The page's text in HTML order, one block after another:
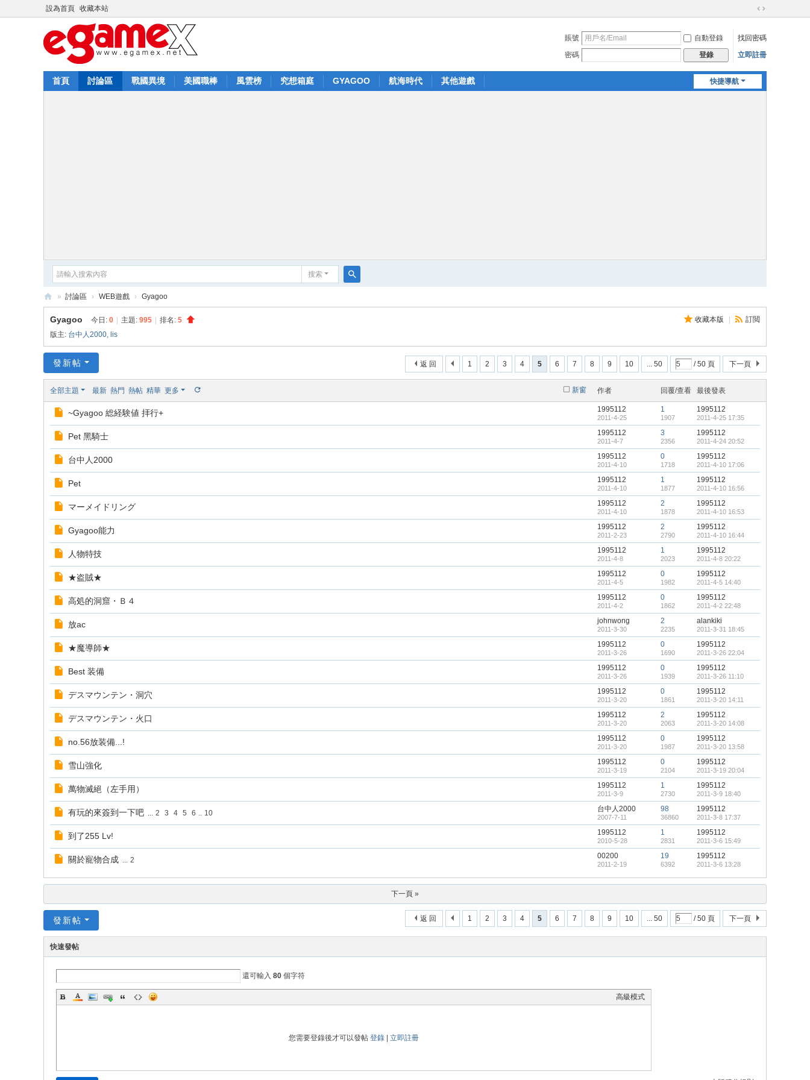
設為首頁 收藏本站
切
到
寬
賬號 自動登錄
找回密碼
密碼
登錄 立即註冊
快捷導航
首頁 討論區 戰國異境 美國職棒 風雲榜 究想箱庭 GYAGOO 航海時代 其他遊戲
搜索
索
G
a
X
» 討論區 › WEB遊戲 › Gyagoo
收藏本版 訂閲
Gyagoo 今日: 0 主題: 995 排名: 5
版主: 台中人2000, lis
1 2 3 4 5 6 7 8 9 10 ... 50 / 50 頁 下一頁
返 回
發新帖
新窗
全部主題 最新 熱門 熱帖 精華 更多 作者 回覆/查看 最後發表
~Gyagoo 総経験値 拝行+ 1995112
2011-4-25
1
1907
1995112
2011-4-25 17:35
Pet 黑騎士 1995112
2011-4-7
3
2356
1995112
2011-4-24 20:52
台中人2000 1995112
2011-4-10
0
1718
1995112
2011-4-10 17:06
Pet 1995112
2011-4-10
1
1877
1995112
2011-4-10 16:56
マーメイドリング 1995112
2011-4-10
2
1878
1995112
2011-4-10 16:53
Gyagoo能力 1995112
2011-2-23
2
2790
1995112
2011-4-10 16:44
人物特技 1995112
2011-4-8
1
2023
1995112
2011-4-8 20:22
★盗賊★ 1995112
2011-4-5
0
1982
1995112
2011-4-5 14:40
高処的洞窟・Ｂ４ 1995112
2011-4-2
0
1862
1995112
2011-4-2 22:48
放ac johnwong
2011-3-30
2
2235
alankiki
2011-3-31 18:45
★魔導師★ 1995112
2011-3-26
0
1690
1995112
2011-3-26 22:04
Best 装備 1995112
2011-3-26
0
1939
1995112
2011-3-26 11:10
デスマウンテン・洞穴 1995112
2011-3-20
0
1861
1995112
2011-3-20 14:11
デスマウンテン・火口 1995112
2011-3-20
2
2063
1995112
2011-3-20 14:08
no.56放装備...! 1995112
2011-3-20
0
1987
1995112
2011-3-20 13:58
雪山強化 1995112
2011-3-19
0
2104
1995112
2011-3-19 20:04
萬物滅絕（左手用） 1995112
2011-3-9
1
2730
1995112
2011-3-9 18:40
有玩的來簽到一下吧 ... 2 3 4 5 6 .. 10 台中人2000
2007-7-11
98
36860
1995112
2011-3-8 17:37
到了255 Lv! 1995112
2010-5-28
1
2831
1995112
2011-3-6 15:49
關於寵物合成 ... 2 00200
2011-2-19
19
6392
1995112
2011-3-6 13:28
下一頁 »
1 2 3 4 5 6 7 8 9 10 ... 50 / 50 頁 下一頁
返 回
發新帖
快速發帖
還可輸入 80 個字符
高級模式
您需要登錄後才可以發帖 登錄 立即註冊